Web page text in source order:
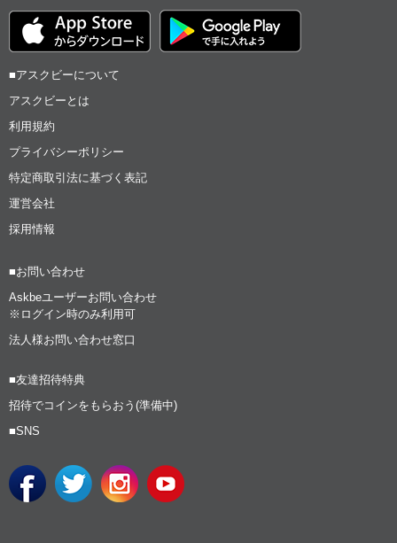
■アスクビーについて
アスクビーとは
利用規約
プライバシーポリシー
特定商取引法に基づく表記
運営会社
採用情報
■お問い合わせ
Askbeユーザーお問い合わせ
※ログイン時のみ利用可
法人様お問い合わせ窓口
■友達招待特典
招待でコインをもらおう(準備中)
■SNS